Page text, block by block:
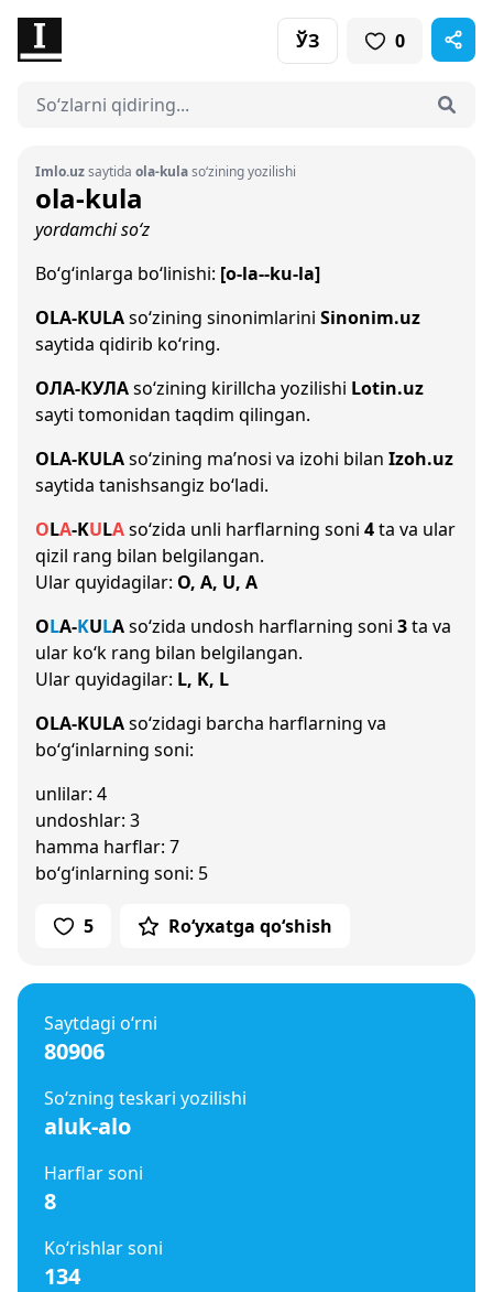
ЎЗ 0
Imlo.uzsaytida ola-kulaso‘zining yozilishi
ola-kula
yordamchi so‘z
Bo‘g‘inlarga bo‘linishi: [o-la--ku-la]
OLA-KULAso‘zining sinonimlarini Sinonim.uz
saytida qidirib ko‘ring.
ОЛА-КУЛАso‘zining kirillcha yozilishi Lotin.uz
sayti tomonidan taqdim qilingan.
OLA-KULAso‘zining ma’nosi va izohi bilan Izoh.uz
saytida tanishsangiz bo‘ladi.
OLA-KULAso‘zida unli harflarning soni 4ta va ular
qizil rang bilan belgilangan.
Ular quyidagilar: O, A, U, A
OLA-KULAso‘zida undosh harflarning soni 3ta va
ular ko‘k rang bilan belgilangan.
Ular quyidagilar: L, K, L
OLA-KULAso‘zidagi barcha harflarning va
bo‘g‘inlarning soni:
unlilar: 4
undoshlar: 3
hamma harflar: 7
bo‘g‘inlarning soni: 5
5 Ro‘yxatga qo‘shish
Saytdagi o‘rni
80906
So‘zning teskari yozilishi
aluk-alo
Harflar soni
8
Ko‘rishlar soni
134